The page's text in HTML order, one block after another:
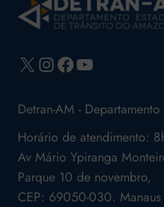
X Instagram
Facebook
Youtube
Detran-AM -
Horário de atendimento:
Av Mário Ypiranga
Parque 10 de novembro,
CEP: 69050-030. Manaus